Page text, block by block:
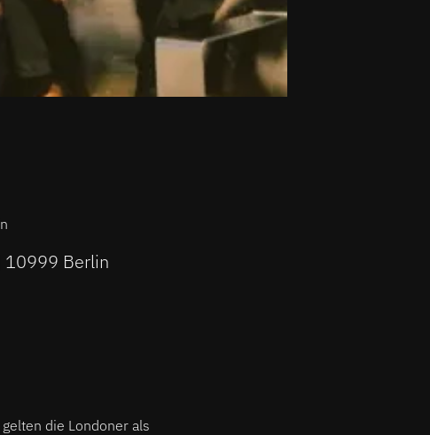
10999 Berlin
die Londoner als